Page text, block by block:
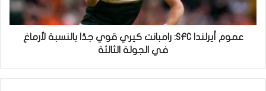
عموم أيرلندا SFC: رامبانت كيري قوي جدًا بالنسبة لأرماغ
في الجولة الثالثة